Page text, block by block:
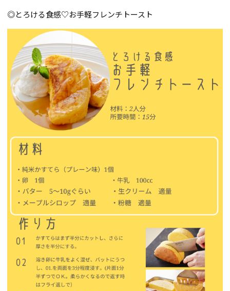
◎とろける食感♡お手軽フレンチトースト